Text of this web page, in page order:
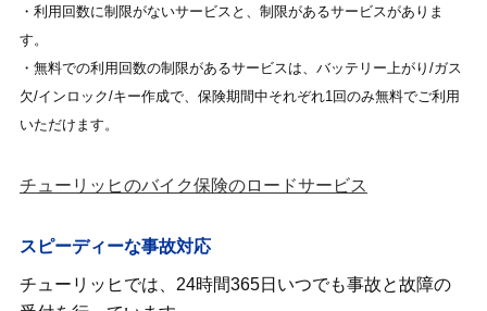
・利用回数に制限がないサービスと、制限があるサービスがありま
す。
・無料での利用回数の制限があるサービスは、バッテリー上がり/ガス
欠/インロック/キー作成で、保険期間中それぞれ1回のみ無料でご利用
いただけます。
チューリッヒのバイク保険のロードサービス
スピーディーな事故対応
チューリッヒでは、24時間365日いつでも事故と故障の